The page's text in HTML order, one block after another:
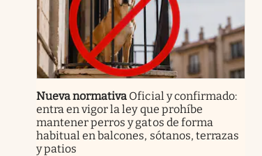
Nueva normativa Oficial y confirmado:
entra en vigor la ley que prohíbe
mantener perros y gatos de forma
habitual en balcones, sótanos, terrazas
y patios